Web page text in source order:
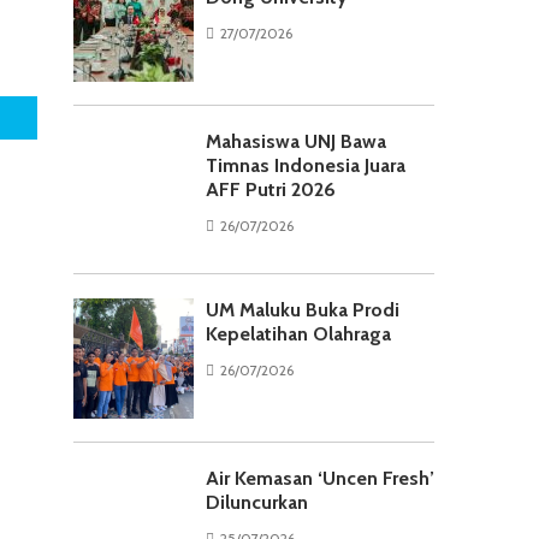
27/07/2026
Mahasiswa UNJ Bawa
Timnas Indonesia Juara
AFF Putri 2026
26/07/2026
UM Maluku Buka Prodi
Kepelatihan Olahraga
26/07/2026
Air Kemasan ‘Uncen Fresh’
Diluncurkan